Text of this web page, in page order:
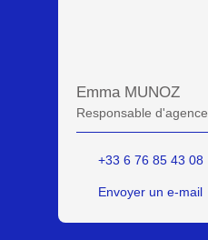
Emma MUNOZ
Responsable d'agence
+33 6 76 85 43 08
Envoyer un e-mail